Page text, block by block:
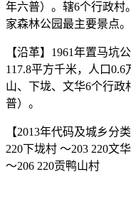
年六普）。辖6个行政村
家森林公园最主要景点
【沿革】1961年置马坑
117.8平方千米，人口
山、下垅、文华6个行政
普）。
【2013年代码及城乡分
220下垅村 ～203 220文
～206 220贡鸭山村